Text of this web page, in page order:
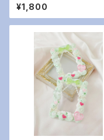
¥1,800